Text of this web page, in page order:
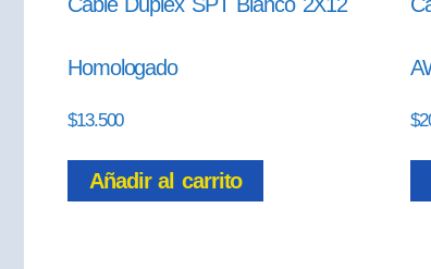
Homologado
$13.500
Añadir al carrito
$